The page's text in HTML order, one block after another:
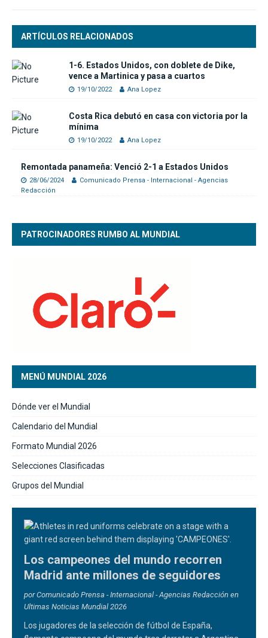
ARTÍCULOS RELACIONADOS
1-6. Estados Unidos, con doblete de Dike,
vence a Martinica y pasa a cuartos
19/10/2022 Ana Lopez
Costa Rica debutó en casa con victoria por la
mínima
19/10/2022 Ana Lopez
Remontada panameña: Venció 2-1 a Estados Unidos
28/06/2024
Comunicado Prensa - Internacional - Agencias
Redacción
PATROCINADORES RUMBO AL MUNDIAL
MENÚ MUNDIAL 2026
Dónde ver el Mundial
Calendario del Mundial
Formato Mundial 2026
Selecciones Clasificadas
Grupos del Mundial
Los campeones del mundo recorren
Madrid ante millones de seguidores
por Comunicado Prensa - Internacional - Agencias Redacción en
Ultimas Noticias Mundial 2026
Los jugadores de la selección de fútbol de España,